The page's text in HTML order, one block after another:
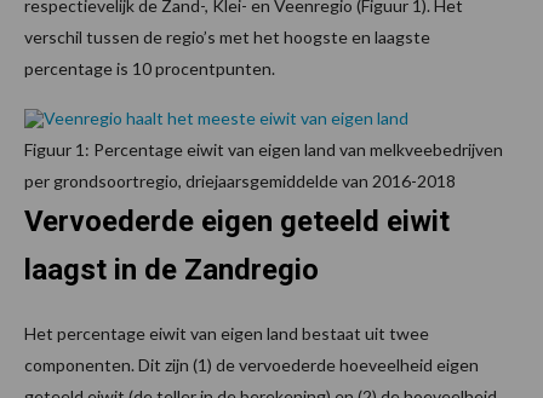
respectievelijk de Zand-, Klei- en Veenregio (Figuur 1). Het
verschil tussen de regio’s met het hoogste en laagste
percentage is 10 procentpunten.
Figuur 1: Percentage eiwit van eigen land van melkveebedrijven
per grondsoortregio, driejaarsgemiddelde van 2016-2018
Vervoederde eigen geteeld eiwit
laagst in de Zandregio
Het percentage eiwit van eigen land bestaat uit twee
componenten. Dit zijn (1) de vervoederde hoeveelheid eigen